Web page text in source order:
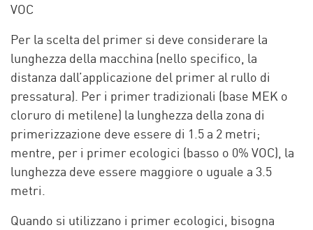
VOC
Per la scelta del primer si deve considerare la
lunghezza della macchina (nello specifico, la
distanza dall’applicazione del primer al rullo di
pressatura). Per i primer tradizionali (base MEK o
cloruro di metilene) la lunghezza della zona di
primerizzazione deve essere di 1.5 a 2 metri;
mentre, per i primer ecologici (basso o 0% VOC), la
lunghezza deve essere maggiore o uguale a 3.5
metri.
Quando si utilizzano i primer ecologici, bisogna